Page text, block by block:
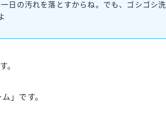
日の汚れを落とすからね。でも、ゴシゴシ洗
。
」です。